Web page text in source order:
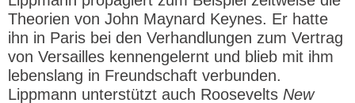
Theorien von John Maynard Keynes. Er hatte
ihn in Paris bei den Verhandlungen zum Vertrag
von Versailles kennengelernt und blieb mit ihm
lebenslang in Freundschaft verbunden.
Lippmann unterstützt auch Roosevelts New